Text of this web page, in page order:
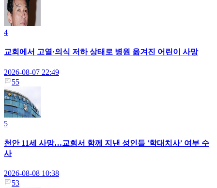
4
교회에서 고열·의식 저하 상태로 병원 옮겨진 어린이 사망
2026-08-07 22:49
55
5
천안 11세 사망…교회서 함께 지낸 성인들 '학대치사' 여부 수
사
2026-08-08 10:38
53